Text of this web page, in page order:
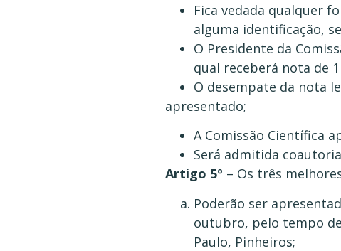
Fica vedada qualquer
alguma identificação,
O Presidente da
qual receberá nota de
O desempate da nota
apresentado;
A Comissão Científica
Será admitida
Artigo 5º – Os três
Poderão ser
outubro, pelo tempo de
Paulo, Pinheiros;